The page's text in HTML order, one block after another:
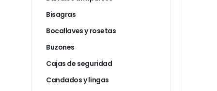
Bisagras
Bocallaves y rosetas
Buzones
Cajas de seguridad
Candados y lingas